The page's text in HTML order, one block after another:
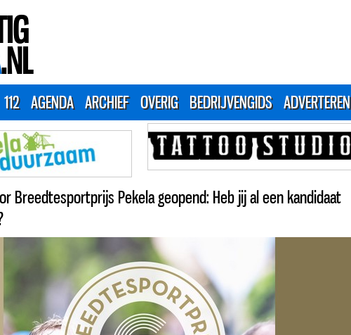
.NL
112 AGENDA ARCHIEF OVERIG BEDRIJVENGIDS ADVERTEREN
Breedtesportprijs Pekela geopend: Heb jij al een kandidaat